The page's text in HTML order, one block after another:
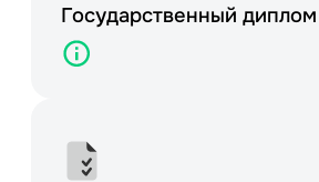
Государственный диплом